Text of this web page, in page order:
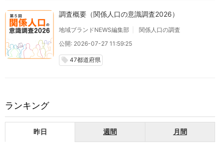
調査概要（関係人口の意識調査2026）
地域ブランドNEWS編集部
関係人口の調査
公開: 2026-07-27 11:59:25
local_offer 47都道府県
ランキング
昨日 週間 月間